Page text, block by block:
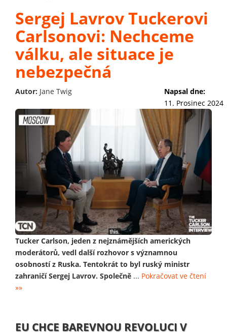
Sergej Lavrov Tuckerovi
Carlsonovi: Nechceme
válku, ale situace je
nebezpečná
Autor: Jane Twig
Napsal dne:
11. Prosinec 2024
Tucker Carlson, jeden z nejznámějších amerických
moderátorů, vedl další rozhovor s významnou
osobností z Ruska. Tentokrát to byl ruský ministr
zahraničí Sergej Lavrov. Společně ... Pokračovat ve čtení
»»
EU CHCE BAREVNOU REVOLUCI V